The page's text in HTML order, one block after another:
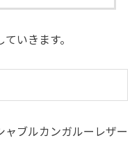
いきます。
ブルカンガルーレザー